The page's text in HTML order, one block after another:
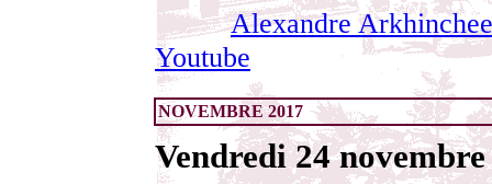
Alexandre
Youtube
NOVEMBRE 2017
Vendredi 24